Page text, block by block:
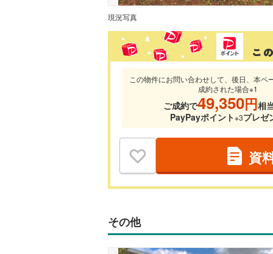
現況写真
この物件にお問い合わせして、後日、本ペ
成約された場合※1
ご成約で49,350円相
PayPayポイント※3プレゼ
資
その他